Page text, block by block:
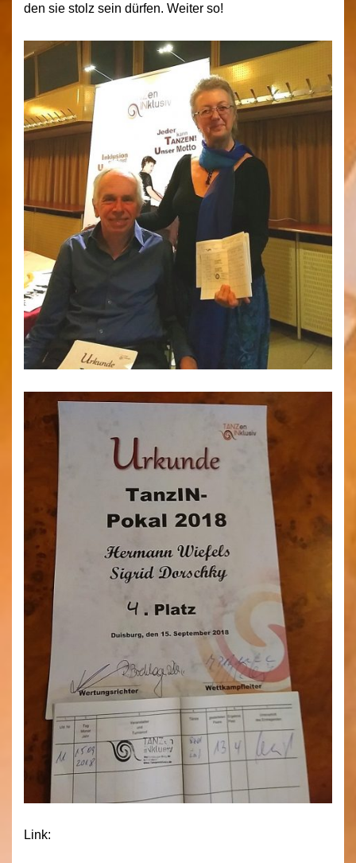
den sie stolz sein dürfen. Weiter so!
Link: